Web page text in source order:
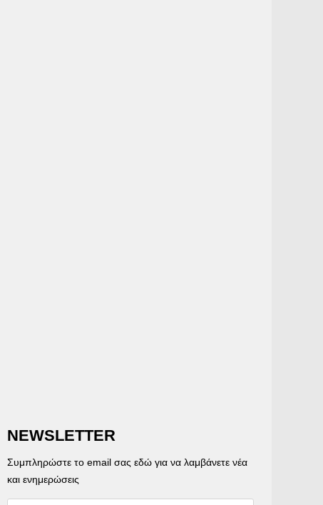
NEWSLETTER
Συμπληρώστε το email σας εδώ για να λαμβάνετε νέα
και ενημερώσεις